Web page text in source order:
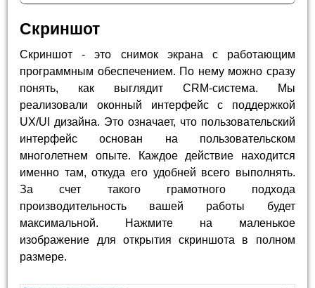
Скриншот
Скриншот - это снимок экрана с работающим
программным обеспечением. По нему можно сразу
понять, как выглядит CRM-система. Мы
реализовали оконный интерфейс с поддержкой
UX/UI дизайна. Это означает, что пользовательский
интерфейс основан на пользовательском
многолетнем опыте. Каждое действие находится
именно там, откуда его удобней всего выполнять.
За счет такого грамотного подхода
производительность вашей работы будет
максимальной. Нажмите на маленькое
изображение для открытия скриншота в полном
размере.